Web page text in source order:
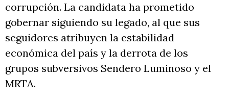
corrupción. La candidata ha prometido
gobernar siguiendo su legado, al que sus
seguidores atribuyen la estabilidad
económica del país y la derrota de los
grupos subversivos Sendero Luminoso y el
MRTA.